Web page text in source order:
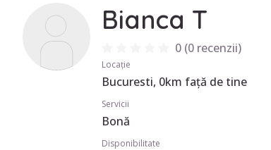
Bianca T
0(0 recenzii)
Locație
Bucuresti, 0km față de tine
Servicii
Bonă
Disponibilitate